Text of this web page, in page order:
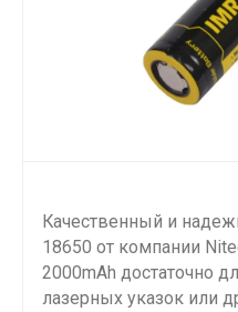
Качественный и
18650 от компании
2000mAh достаточно
лазерных указок или